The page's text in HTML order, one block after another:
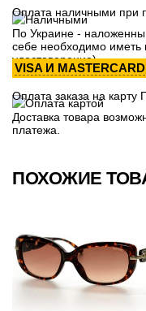
Оплата наличными при
По Украине -
себе необходимо иметь
удостоверение)
VISA И MASTERCARD
Оплата заказа на карту
Доставка товара
платежа.
ПОХОЖИЕ